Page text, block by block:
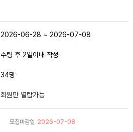
2026-06-28 ~ 2026-07-08
수령 후 2일이내 작성
34명
회원만 열람가능
모집마감일 2026-07-08